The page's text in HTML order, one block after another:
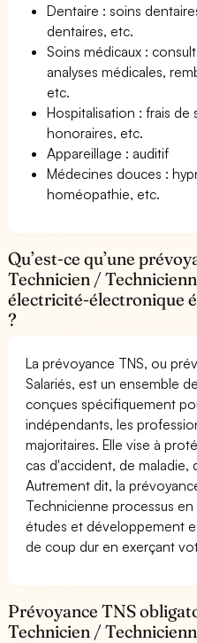
Dentaire : soins
dentaires, etc.
Soins médicaux :
analyses médicales,
etc.
Hospitalisation : frais de
honoraires, etc.
Appareillage : auditif
Médecines douces :
homéopathie, etc.
Qu’est-ce qu’une
Technicien /
électricité-électronique
?
La prévoyance TNS, ou
Salariés, est un ensemble
conçues spécifiquement
indépendants, les
majoritaires. Elle vise à
cas d'accident, de maladie,
Autrement dit, la
Technicienne processus
études et développement
de coup dur en exerçant
Prévoyance TNS
Technicien /